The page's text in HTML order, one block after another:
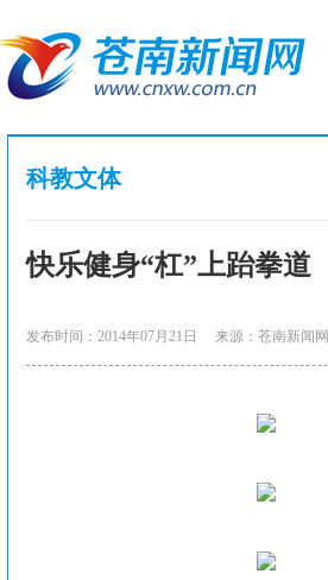
科教文体
快乐健身“杠”上跆拳道
发布时间：2014年07月21日 来源：苍南新闻网